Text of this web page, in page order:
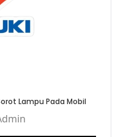
Lampu Pada Mobil